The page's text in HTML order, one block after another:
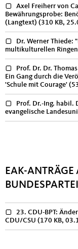
Axel Freiherr von
Bewährungsprobe:
(Langtext) (310 KB,
Dr. Werner Thiede:
multikulturellen
Prof. Dr. Dr.
Ein Gang durch die
'Schule mit Courage'
Prof. Dr.-Ing. habil.
evangelische
EAK-
23. CDU-BPT:
CDU/CSU (170 KB,